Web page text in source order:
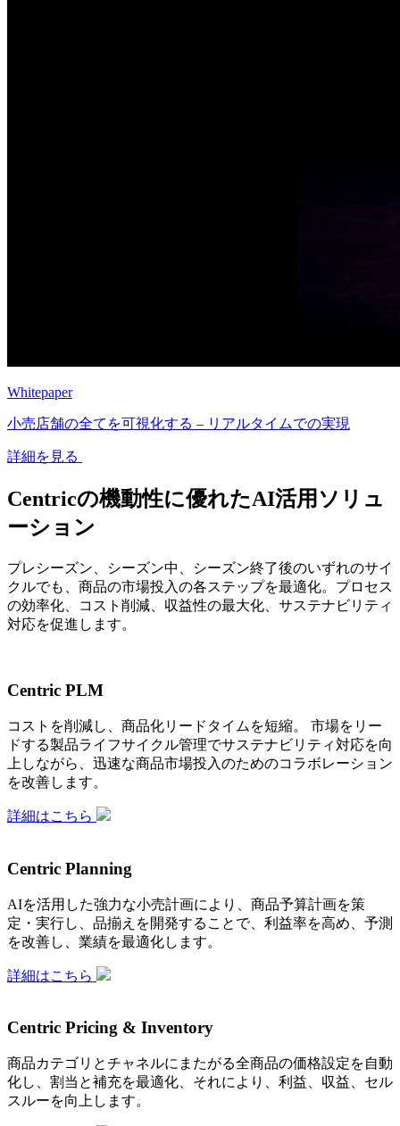
Whitepaper
小売店舗の全てを可視化する – リアルタイムでの実現
詳細を見る
Centricの機動性に優れたAI活用ソリュ
ーション
プレシーズン、シーズン中、シーズン終了後のいずれのサイ
クルでも、商品の市場投入の各ステップを最適化。プロセス
の効率化、コスト削減、収益性の最大化、サステナビリティ
対応を促進します。
Centric PLM
コストを削減し、商品化リードタイムを短縮。 市場をリー
ドする製品ライフサイクル管理でサステナビリティ対応を向
上しながら、迅速な商品市場投入のためのコラボレーション
を改善します。
詳細はこちら
Centric Planning
AIを活用した強力な小売計画により、商品予算計画を策
定・実行し、品揃えを開発することで、利益率を高め、予測
を改善し、業績を最適化します。
詳細はこちら
Centric Pricing & Inventory
商品カテゴリとチャネルにまたがる全商品の価格設定を自動
化し、割当と補充を最適化、それにより、利益、収益、セル
スルーを向上します。